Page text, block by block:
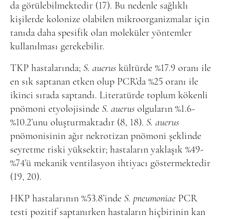
da görülebilmektedir (17). Bu nedenle sağlıklı
kişilerde kolonize olabilen mikroorganizmalar için
tanıda daha spesifik olan moleküler yöntemler
kullanılması gerekebilir.
TKP hastalarında; S. auerus kültürde %17.9 oranı ile
en sık saptanan etken olup PCR’da %25 oranı ile
ikinci sırada saptandı. Literatürde toplum kökenli
pnömoni etyolojisinde S. auerus olguların %1.6-
%10.2’unu oluşturmaktadır (8, 18). S. auerus
pnömonisinin ağır nekrotizan pnömoni şeklinde
seyretme riski yüksektir; hastaların yaklaşık %49-
%74’ü mekanik ventilasyon ihtiyacı göstermektedir
(19, 20).
HKP hastalarının %53.8’inde S. pneumoniae PCR
testi pozitif saptanırken hastaların hiçbirinin kan